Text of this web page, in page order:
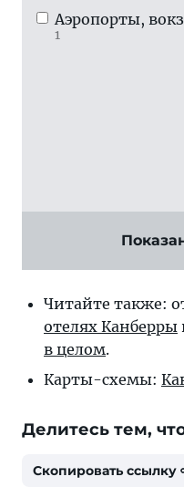
Аэропорты,
1
Читайте также:
отелях Канберры
в целом.
Карты-схемы:
Делитесь тем,
Скопировать ссылку